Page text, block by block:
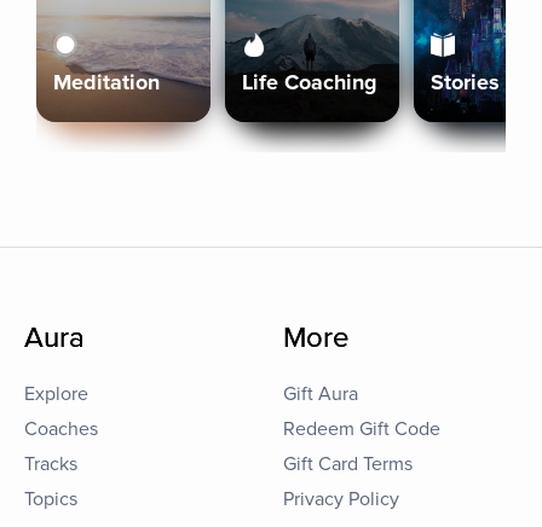
Meditation Life Coaching Stories
Aura
Explore
Coaches
Tracks
Topics
More
Gift Aura
Redeem Gift Code
Gift Card Terms
Privacy Policy